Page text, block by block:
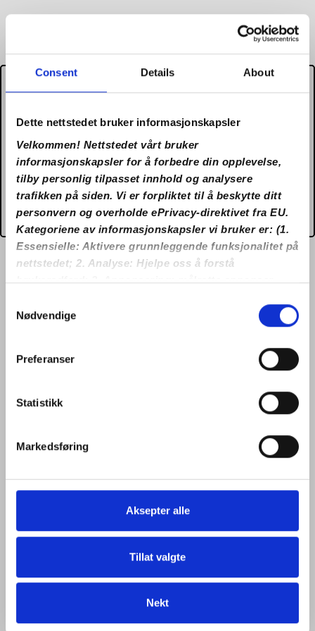
Consent Details About
Dette nettstedet bruker informasjonskapsler
Velkommen! Nettstedet vårt bruker
informasjonskapsler for å forbedre din opplevelse,
tilby personlig tilpasset innhold og analysere
trafikken på siden. Vi er forpliktet til å beskytte ditt
personvern og overholde ePrivacy-direktivet fra EU.
Kategoriene av informasjonskapsler vi bruker er: (1.
Essensielle: Aktivere grunnleggende funksjonalitet på
nettstedet; 2. Analyse: Hjelpe oss å forstå
brukeradferd; 3. Annonsering: målrette annonser
samtykker du til bruken av alle informasjonskapslene.
Besøk gjerne vår Personvernerklæring og Cookie-
Selection
Nødvendige
Preferanser
Statistikk
Markedsføring
Aksepter alle
Tillat valgte
Nekt
It appears that you are located
in US and due to Gambling
Regulations the domain
no.lilibet27.com does not
accept gambling from your
country.